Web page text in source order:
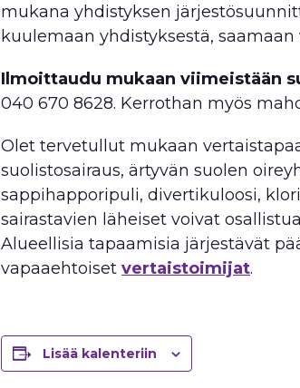
mukana yhdistyksen
kuulemaan yhdistyksestä,
Ilmoittaudu mukaan viimeistään
040 670 8628. Kerrothan myös
Olet tervetullut mukaan
suolistosairaus, ärtyvän suolen
sappihapporipuli, divertikuloosi,
sairastavien läheiset voivat
Alueellisia tapaamisia järjestävät
vapaaehtoiset vertaistoimijat.
Lisää kalenteriin